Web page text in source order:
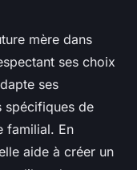
mère dans
ses choix
ses
spécifiques de
familial. En
aide à créer un